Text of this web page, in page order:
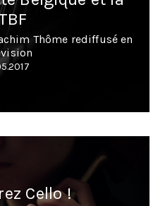
Thôme rediffusé en
Cello !